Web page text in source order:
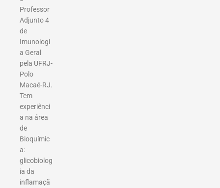
Professor
Adjunto 4
de
Imunologi
a Geral
pela UFRJ-
Polo
Macaé-RJ.
Tem
experiênci
a na área
de
Bioquímic
a:
glicobiolog
ia da
inflamaçã